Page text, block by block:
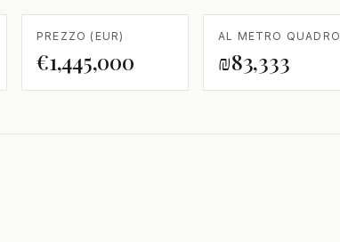
PREZZO (EUR)
€1,445,000
AL METRO QUADRO
₪83,333